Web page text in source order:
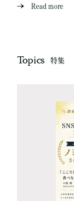
Read more
Topics 特集